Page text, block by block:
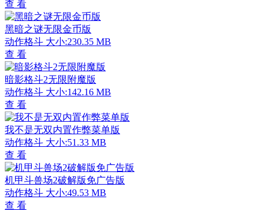
查 看
黑暗之谜无限金币版
动作格斗 大小:230.35 MB
查 看
暗影格斗2无限附魔版
动作格斗 大小:142.16 MB
查 看
我不是无双内置作弊菜单版
动作格斗 大小:51.33 MB
查 看
机甲斗兽场2破解版免广告版
动作格斗 大小:49.53 MB
查 看